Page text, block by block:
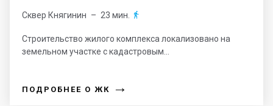
Сквер Княгинин – 23 мин. 
Строительство жилого комплекса локализовано на
земельном участке с кадастровым...
ПОДРОБНЕЕ О ЖК →